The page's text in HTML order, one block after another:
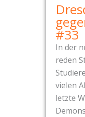
#33
In der
reden
vielen
letzte